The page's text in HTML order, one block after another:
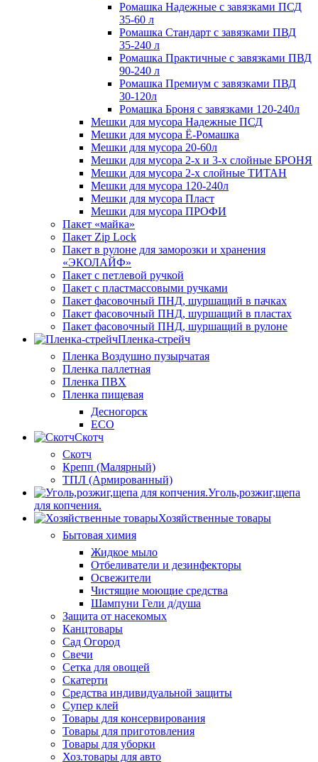
Ромашка Надежные с завязками ПСД
35-60 л
Ромашка Стандарт с завязками ПВД
35-240 л
Ромашка Практичные с завязками ПВД
90-240 л
Ромашка Премиум с завязками ПВД
30-120л
Ромашка Броня с завязками 120-240л
Мешки для мусора Надежные ПСД
Мешки для мусора Ё-Ромашка
Мешки для мусора 20-60л
Мешки для мусора 2-х и 3-х слойные БРОНЯ
Мешки для мусора 2-х слойные ТИТАН
Мешки для мусора 120-240л
Мешки для мусора Пласт
Мешки для мусора ПРОФИ
Пакет «майка»
Пакет Zip Lock
Пакет в рулоне для заморозки и хранения
«ЭКОЛАЙФ»
Пакет с петлевой ручкой
Пакет с пластмассовыми ручками
Пакет фасовочный ПНД, шуршащий в пачках
Пакет фасовочный ПНД, шуршащий в пластах
Пакет фасовочный ПНД, шуршащий в рулоне
Пленка-стрейч
Пленка Воздушно пузырчатая
Пленка паллетная
Пленка ПВХ
Пленка пищевая
Десногорск
ECO
Скотч
Скотч
Крепп (Малярный)
ТПЛ (Армированный)
Уголь,розжиг,щепа
для копчения.
Хозяйственные товары
Бытовая химия
Жидкое мыло
Отбеливатели и дезинфекторы
Освежители
Чистящие моющие средства
Шампуни Гели д/душа
Защита от насекомых
Канцтовары
Сад Огород
Свечи
Сетка для овощей
Скатерти
Средства индивидуальной защиты
Супер клей
Товары для консервирования
Товары для приготовления
Товары для уборки
Хоз.товары для авто